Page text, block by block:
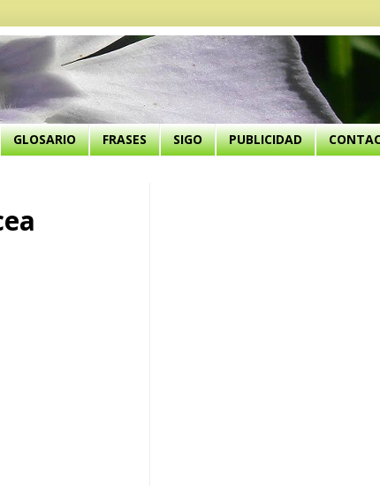
GLOSARIO FRASES SIGO PUBLICIDAD